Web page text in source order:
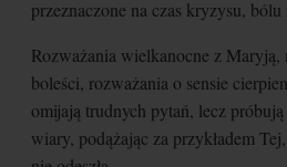
przeznaczone na czas kryzysu,
Rozważania wielkanocne z Maryją,
boleści, rozważania o sensie
omijają trudnych pytań, lecz
wiary, podążając za przykładem